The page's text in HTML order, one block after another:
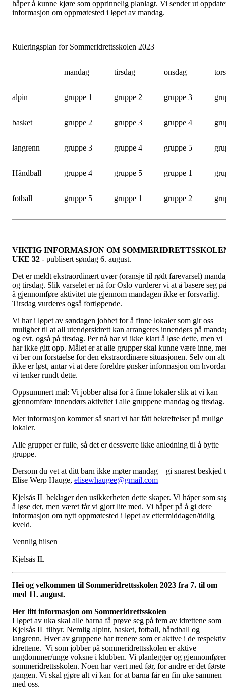
håper å kunne kjøre som opprinnelig planlagt. Vi sender ut
informasjon om oppmøtested i løpet av mandag.
Ruleringsplan for Sommeridrettsskolen 2023
mandag tirsdag onsdag
alpin gruppe 1 gruppe 2 gruppe 3
basket gruppe 2 gruppe 3 gruppe 4
langrenn gruppe 3 gruppe 4 gruppe 5
Håndball gruppe 4 gruppe 5 gruppe 1
fotball gruppe 5 gruppe 1 gruppe 2
VIKTIG INFORMASJON OM
UKE 32 - publisert søndag 6. august.
Det er meldt ekstraordinært uvær (oransje til rødt farevarsel)
og tirsdag. Slik varselet er nå for Oslo vurderer vi at å basere seg på
å gjennomføre aktivitet ute gjennom mandagen ikke er forsvarlig.
Tirsdag vurderes også fortløpende.
Vi har i løpet av søndagen jobbet for å finne lokaler som gir oss
mulighet til at all utendørsidrett kan arrangeres innendørs på
og evt. også på tirsdag. Per nå har vi ikke klart å løse dette, men vi
har ikke gitt opp. Målet er at alle grupper skal kunne være inne,
vi ber om forståelse for den ekstraordinære situasjonen. Selv om alt
ikke er løst, antar vi at dere foreldre ønsker informasjon om
vi tenker rundt dette.
Oppsummert mål: Vi jobber altså for å finne lokaler slik at vi kan
gjennomføre innendørs aktivitet i alle gruppene mandag og tirsdag.
Mer informasjon kommer så snart vi har fått bekreftelser på mulige
lokaler.
Alle grupper er fulle, så det er dessverre ikke anledning til å bytte
gruppe.
Dersom du vet at ditt barn ikke møter mandag – gi snarest beskjed
Elise Werp Hauge, elisewhaugee@gmail.com
Kjelsås IL beklager den usikkerheten dette skaper. Vi håper som
å løse det, men været får vi gjort lite med. Vi håper på å gi dere
informasjon om nytt oppmøtested i løpet av ettermiddagen/tidlig
kveld.
Vennlig hilsen
Kjelsås IL
Hei og velkommen til Sommeridrettsskolen 2023 fra 7. til om
med 11. august.
Her litt informasjon om Sommeridrettsskolen
I løpet av uka skal alle barna få prøve seg på fem av idrettene som
Kjelsås IL tilbyr. Nemlig alpint, basket, fotball, håndball og
langrenn. Hver av gruppene har trenere som er aktive i de
idrettene. Vi som jobber på sommeridrettsskolen er aktive
ungdommer/unge voksne i klubben. Vi planlegger og gjennomfører
sommeridrettsskolen. Noen har vært med før, for andre er det første
gangen. Vi skal gjøre alt vi kan for at barna får en fin uke sammen
med oss.